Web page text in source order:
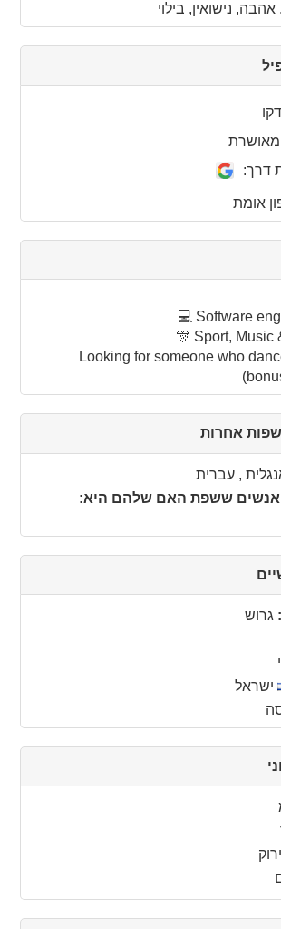
נישואין, בילוי
to
מאושרת
דרך:
אומת
Software
Sport, Music
Looking for someone who
אחרות
to
collapse, עברית
אנשים ששפת האם שלהם היא:
to
collapseגרוש
ישראל
to
ירוק